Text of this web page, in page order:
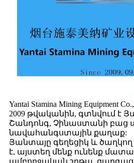
Yantai Stamina Mining Equipment
2009 թվականին, գտնվում է
Շանդոնգ, Չինաստանի բաց
նավահանգստային քաղաք:
Յանտայը գեղեցիկ և
է, այստեղ մենք ունենք